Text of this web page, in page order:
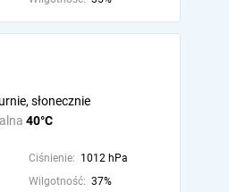
40°C
słonecznie
Ciśnienie: 1012 hPa
Wilgotność: 37%